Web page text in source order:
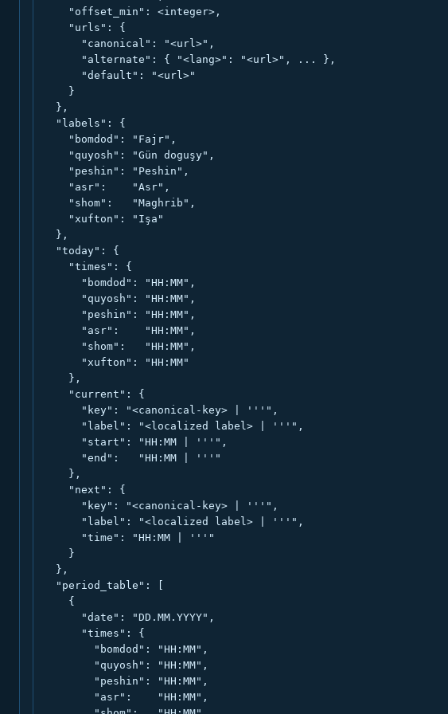
    "offset_min": <integer>,
    "urls": {
      "canonical": "<url>",
      "alternate": { "<lang>": "<url>", ... },
      "default": "<url>"
    }
  },
  "labels": {
    "bomdod": "Fajr",
    "quyosh": "Gün doguşy",
    "peshin": "Peshin",
    "asr":    "Asr",
    "shom":   "Maghrib",
    "xufton": "Işa"
  },
  "today": {
    "times": {
      "bomdod": "HH:MM",
      "quyosh": "HH:MM",
      "peshin": "HH:MM",
      "asr":    "HH:MM",
      "shom":   "HH:MM",
      "xufton": "HH:MM"
    },
    "current": {
      "key": "<canonical-key> | '''",
      "label": "<localized label> | '''",
      "start": "HH:MM | '''",
      "end":   "HH:MM | '''"
    },
    "next": {
      "key": "<canonical-key> | '''",
      "label": "<localized label> | '''",
      "time": "HH:MM | '''"
    }
  },
  "period_table": [
    {
      "date": "DD.MM.YYYY",
      "times": {
        "bomdod": "HH:MM",
        "quyosh": "HH:MM",
        "peshin": "HH:MM",
        "asr":    "HH:MM",